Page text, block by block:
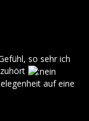
so sehr ich
auf eine